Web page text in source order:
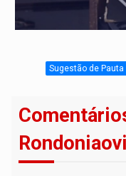
Sugestão de Pauta